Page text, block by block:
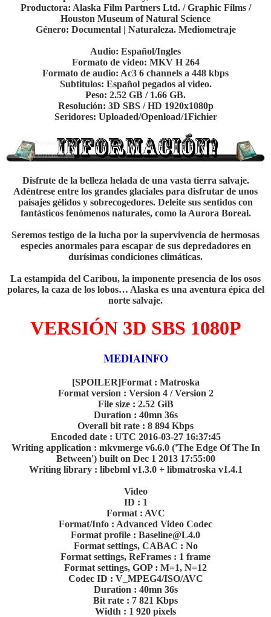
Productora: Alaska Film Partners Ltd. / Graphic Films /
Houston Museum of Natural Science
Género: Documental | Naturaleza. Mediometraje
Audio: Español/Ingles
Formato de video: MKV H 264
Formato de audio: Ac3 6 channels a 448 kbps
Subtitulos: Español pegados al video.
Peso: 2.52 GB / 1.66 GB.
Resolución: 3D SBS / HD 1920x1080p
Seridores: Uploaded/Openload/1Fichier
Disfrute de la belleza helada de una vasta tierra salvaje.
Adéntrese entre los grandes glaciales para disfrutar de unos
paisajes gélidos y sobrecogedores. Deleite sus sentidos con
fantásticos fenómenos naturales, como la Aurora Boreal.
Seremos testigo de la lucha por la supervivencia de hermosas
especies anormales para escapar de sus depredadores en
durísimas condiciones climáticas.
La estampida del Caribou, la imponente presencia de los osos
polares, la caza de los lobos… Alaska es una aventura épica del
norte salvaje.
VERSIÓN 3D SBS 1080P
MEDIAINFO
[SPOILER]Format : Matroska
Format version : Version 4 / Version 2
File size : 2.52 GiB
Duration : 40mn 36s
Overall bit rate : 8 894 Kbps
Encoded date : UTC 2016-03-27 16:37:45
Writing application : mkvmerge v6.6.0 ('The Edge Of The In
Between') built on Dec 1 2013 17:55:00
Writing library : libebml v1.3.0 + libmatroska v1.4.1
Video
ID : 1
Format : AVC
Format/Info : Advanced Video Codec
Format profile : Baseline@L4.0
Format settings, CABAC : No
Format settings, ReFrames : 1 frame
Format settings, GOP : M=1, N=12
Codec ID : V_MPEG4/ISO/AVC
Duration : 40mn 36s
Bit rate : 7 821 Kbps
Width : 1 920 pixels